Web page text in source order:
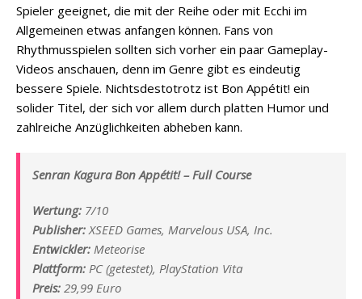
Spieler geeignet, die mit der Reihe oder mit Ecchi im
Allgemeinen etwas anfangen können. Fans von
Rhythmusspielen sollten sich vorher ein paar Gameplay-
Videos anschauen, denn im Genre gibt es eindeutig
bessere Spiele. Nichtsdestotrotz ist Bon Appétit! ein
solider Titel, der sich vor allem durch platten Humor und
zahlreiche Anzüglichkeiten abheben kann.
Senran Kagura Bon Appétit! – Full Course
Wertung: 7/10
Publisher:XSEED Games, Marvelous USA, Inc.
Entwickler: Meteorise
Plattform: PC (getestet), PlayStation Vita
Preis: 29,99 Euro